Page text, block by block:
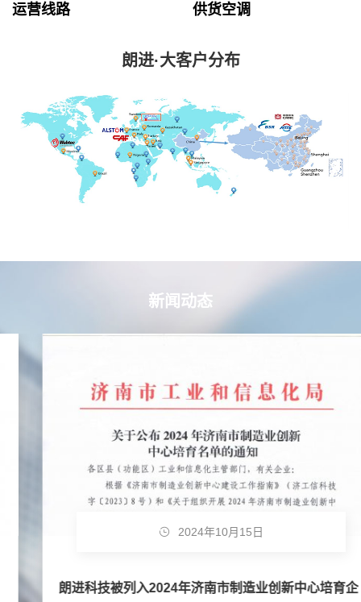
运营线路 供货空调
朗进·大客户分布
新闻动态
2024年10月15日
朗进科技被列入2024年济南市制造业创新中心培育企